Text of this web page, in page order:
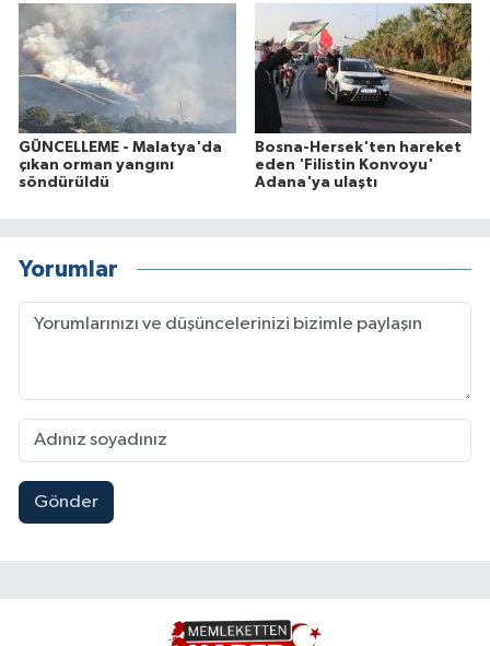
GÜNCELLEME - Malatya'da
çıkan orman yangını
söndürüldü
Bosna-Hersek'ten hareket
eden 'Filistin Konvoyu'
Adana'ya ulaştı
Yorumlar
Gönder